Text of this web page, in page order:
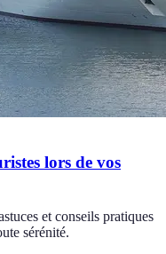
lors de vos
et conseils pratiques
sérénité.